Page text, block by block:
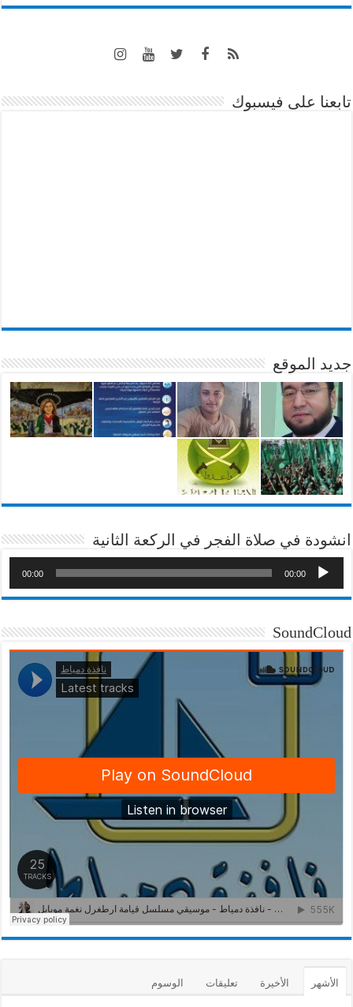
تابعنا على فيسبوك
جديد الموقع
انشودة في صلاة الفجر في الركعة الثانية
00:00
00:00
SoundCloud
الأشهر الأخيرة تعليقات الوسوم